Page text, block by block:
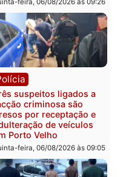
quinta-feira, 06/08/2026 às
Polícia
Jovem é encontrado
na Rua dos Cravos e
é investigado pela
em RO
quinta-feira, 06/08/2026 às